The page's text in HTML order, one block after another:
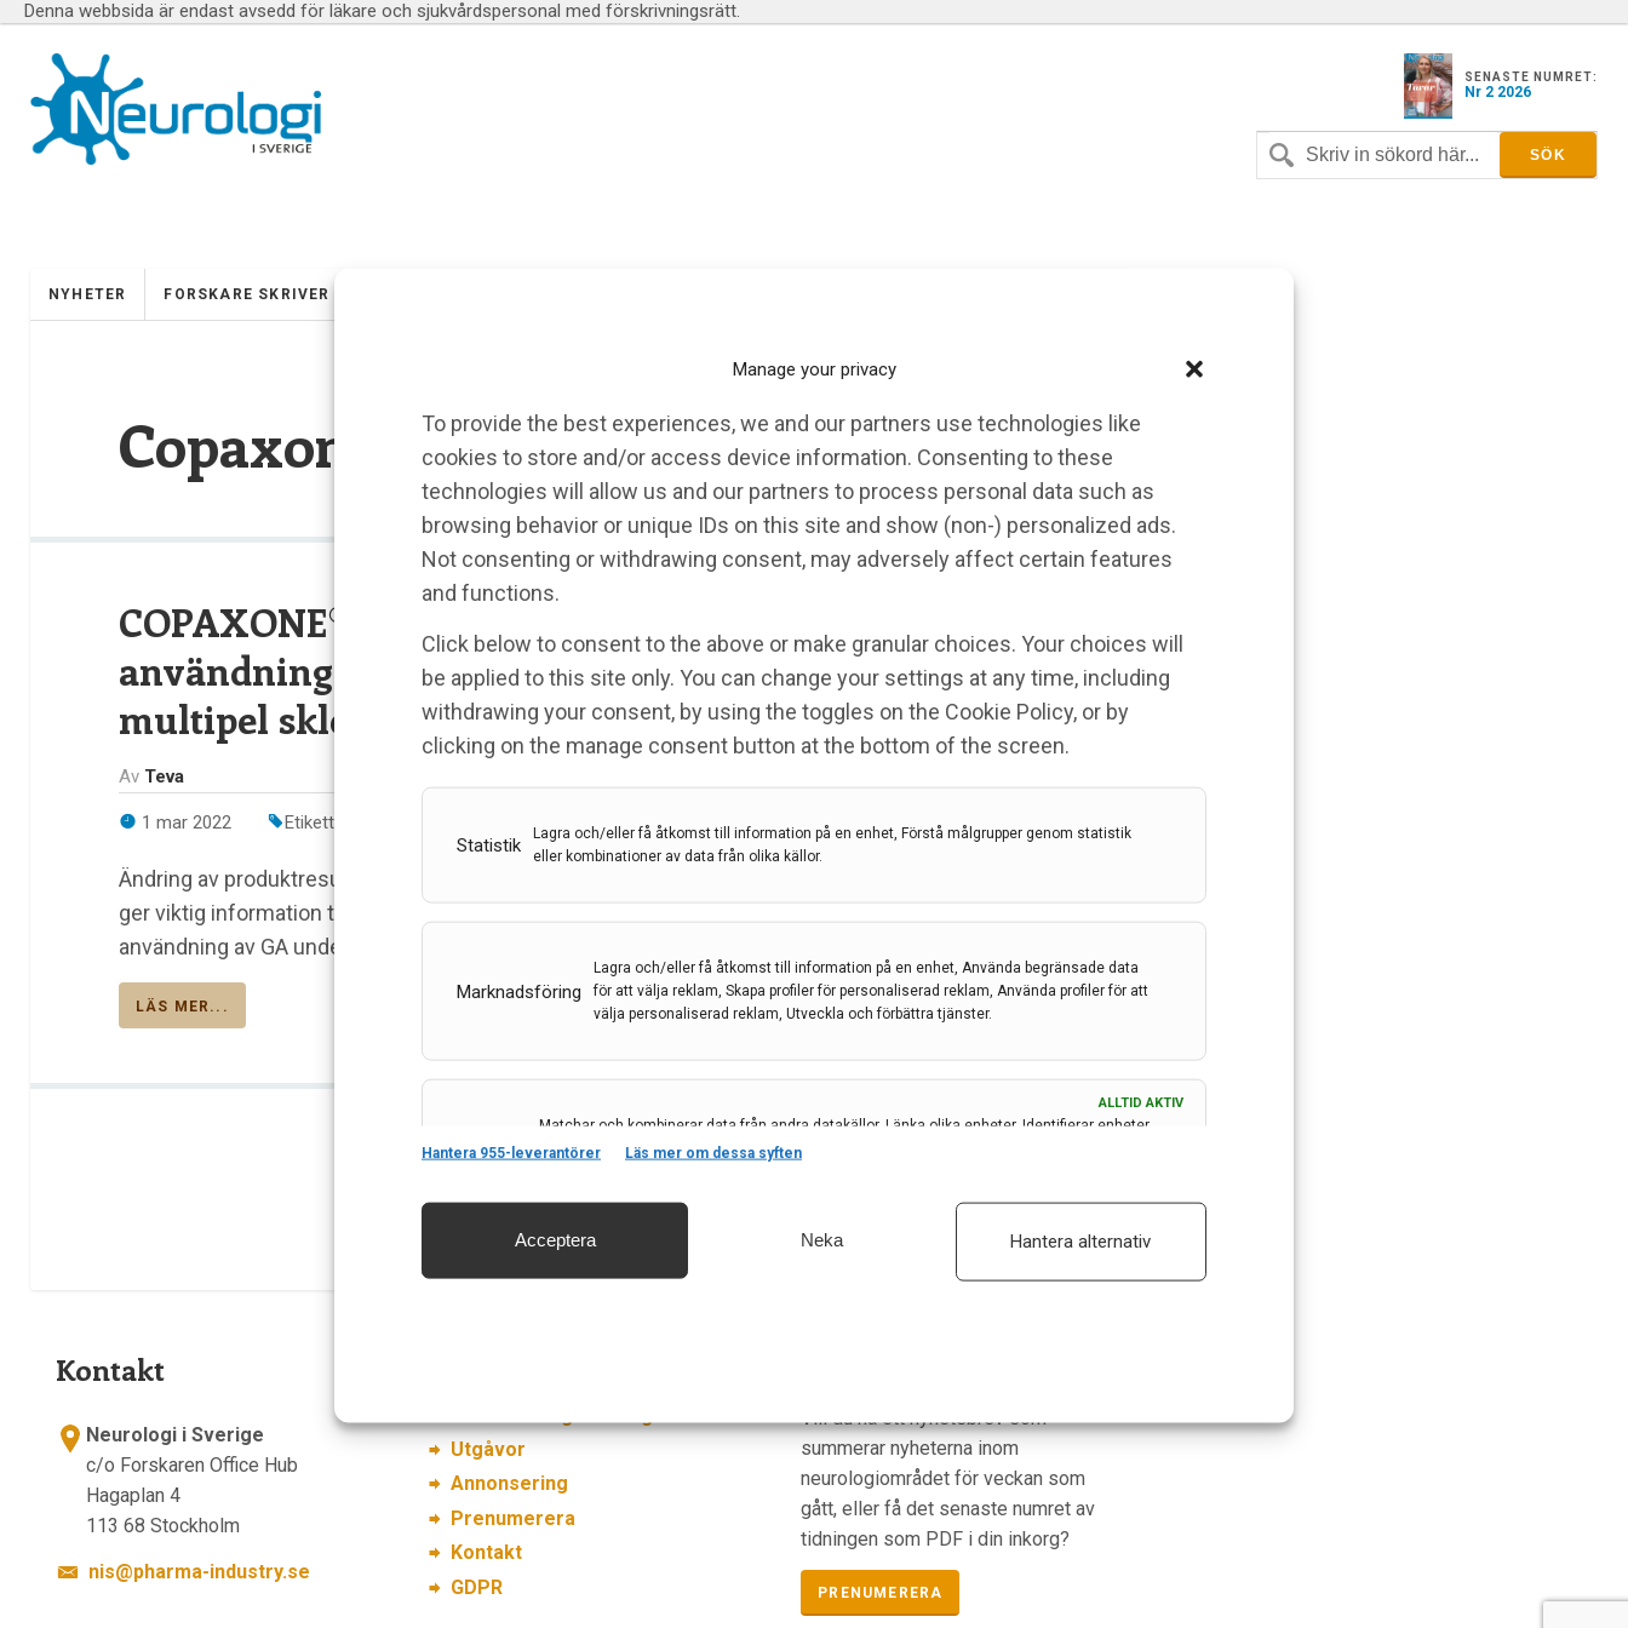
Manage your privacy
To provide the best experiences, we and our partners use technologies like
cookies to store and/or access device information. Consenting to these
technologies will allow us and our partners to process personal data such as
browsing behavior or unique IDs on this site and show (non-) personalized ads.
Not consenting or withdrawing consent, may adversely affect certain features
and functions.
Click below to consent to the above or make granular choices. Your choices will
be applied to this site only. You can change your settings at any time, including
withdrawing your consent, by using the toggles on the Cookie Policy, or by
clicking on the manage consent button at the bottom of the screen.
Statistik
Lagra och/eller få åtkomst till information på en enhet, Förstå målgrupper genom statistik
eller kombinationer av data från olika källor.
Marknadsföring
Lagra och/eller få åtkomst till information på en enhet, Använda begränsade data
för att välja reklam, Skapa profiler för personaliserad reklam, Använda profiler för att
välja personaliserad reklam, Utveckla och förbättra tjänster.
ALLTID AKTIV
Matchar och kombinerar data från andra datakällor, Länka olika enheter, Identifierar enheter
baserat på information som överförs automatiskt.
och innehåll, Spara och meddela dina integritetsval.
ALLTID AKTIV
Hantera 955-leverantörer Läs mer om dessa syften
Acceptera Neka Hantera alternativ
Denna webbsida är endast avsedd för läkare och sjukvårdspersonal med förskrivningsrätt.
SENASTE NUMRET:
Nr 2 2026
NYHETER FORSKARE SKRIVER
Copaxone
COPAXONE® (glatirameracetat) – nu godkänd för
användning hos ammande mödrar med skovvis
multipel skleros
Av Teva
1 mar 2022 Etiketter: glatirameracetat Multipel skleros ,Teva
Ändring av produktresumén (SmPC) för COPAXONE®(glatirameracetat (GA)) angående amning
ger viktig information till neurologer och patienter om balansen mellan positiv nytta/risk vid
användning av GA under amning
LÄS MER...
Kontakt
Neurologi i Sverige
c/o Forskaren Office Hub
Hagaplan 4
113 68 Stockholm
nis@pharma-industry.se
Utgåvor
Annonsering
Prenumerera
Kontakt
GDPR
Vill du ha ett nyhetsbrev som
summerar nyheterna inom
neurologiområdet för veckan som
gått, eller få det senaste numret av
tidningen som PDF i din inkorg?
PRENUMERERA